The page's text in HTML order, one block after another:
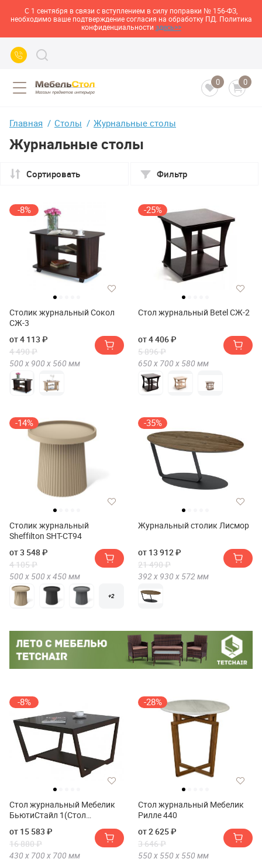
С 1 сентября в связи с вступлением в силу поправки № 156-ФЗ,
необходимо ваше подтверждение согласия на обработку ПД. Политика
конфиденциальности здесь>>
0 0
Главная Столы Журнальные столы
Журнальные столы
Сортировать Фильтр
-8%
Столик журнальный Сокол
СЖ-3
от 4 113 ₽
4 490 ₽
500 х 900 х 560 мм
-25%
Стол журнальный Betel СЖ-2
от 4 406 ₽
5 896 ₽
650 х 700 х 580 мм
-14%
Столик журнальный
Sheffilton SHT-CT94
от 3 548 ₽
4 105 ₽
500 х 500 х450 мм
+2
-35%
Журнальный столик Лисмор
от 13 912 ₽
21 490 ₽
392 х 930 х 572 мм
-8%
Стол журнальный Мебелик
БьютиСтайл 1(Стол
BeautyStyle 1)
от 15 583 ₽
16 880 ₽
430 х 700 х 700 мм
-28%
Стол журнальный Мебелик
Рилле 440
от 2 625 ₽
3 646 ₽
550 х 550 х 550 мм